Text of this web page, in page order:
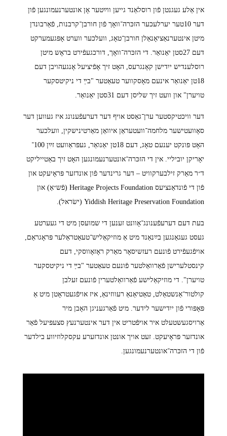
אין אַלע געגנטן פֿון רוסלאַנד גייען ווײַטער אָן אונטערנעמונגען פֿון
דער 10טער יערלעכער הזכּרה־וואָך פֿון חורבן־קרבנות, פֿאַרבונדן
מיטן אינטערנאַציאָנאַלן חורבן־טאָג, וועלכער ווערט אָפּגעמערקט
דעם 27סטן יאַנואַר. די הזכּרה־וואָך, דורכגעפֿירט בראָש מיטן
רוסלענדיש ייִדישן קאָנגרעס, האָט זיך אָפֿיציעל אָנגעהויבן דעם
18טן יאַנואַר אינעם מאָסקווער טעאַטער "בײַ די ניקיטסקער
טויערן" און וועט זיך שליסן דעם 31סטן יאַנואַר.
דער וויכטיקסטער ערן־גאַסט אויף דער דערעפֿענונג איז געווען דער
סאָוועטישער מלחמה־וועטעראַן איוואַן מאַרטינישקין, וועלכער
האָט פּונקט יענעם טאָג, דעם 18טן יאַנואַר, געפּראַוועט זײַן 100־
יאָריקן יוביליי. אין די הזכּרה־אונטערנעמונגען האָט זיך באַטייליקט
ד״ר מאַרק זילבערקוויט – דער גרינדער פֿון אונדזער פּראָיעקט און
פֿון די פֿונדאַנציעס Heritage Projects Foundation (פֿש״אַ) און
Yiddish Heritage Preservation Foundation (ישׂראל).
בעת דעם דערעפֿענונג־אָוונט זענען די שמועסן מיט די געערטע
געסט געגאַנגען בײַנאַנד מיט אַ מוזיקאַליש־טעאַטראַלער פּראָגראַם,
אויפֿגעפֿירט פֿונעם רעזשיסאָר מאַרק ראָזאָווסקי, דעם
קינסטלערישן פֿאַרוואַלטער פֿונעם טעאַטער "בײַ די ניקיטסקער
טויערן". די מוזיקאַלישע פֿאַרוואַלטערין פֿונעם זעלבן
קולטור־אַנשטאַלט, טאַטיאַנאַ רעווזינאַ, איז אויפֿגעטראָטן מיט אַ
פּאָפּורי פֿון ייִדישער לידער. מיט פֿאַרגעניגן האָבן מיר
אַרויסגעשטעלט איר אויפֿטריט אין דער אינטערנעץ סצעפּיעל פֿאַר
אונדזער פּראָיעקט. זעט אויך אונטן אונדזערע עקסקלוזיווע בילדער
פֿון די הזכּרה־אונטערנעמונגען.